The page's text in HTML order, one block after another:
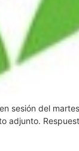
sesión del
adjunto.